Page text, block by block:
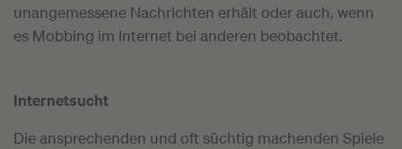
unangemessene Nachrichten erhält oder auch, wenn
es Mobbing im Internet bei anderen beobachtet.
Internetsucht
Die ansprechenden und oft süchtig machenden Spiele